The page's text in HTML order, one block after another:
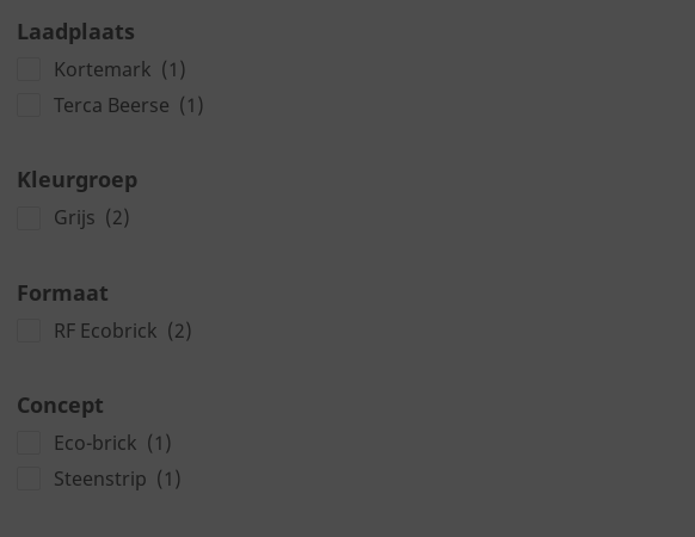
Laadplaats
Kortemark (1)
Terca Beerse (1)
Kleurgroep
Grijs (2)
Formaat
RF Ecobrick (2)
Concept
Eco-brick (1)
Steenstrip (1)